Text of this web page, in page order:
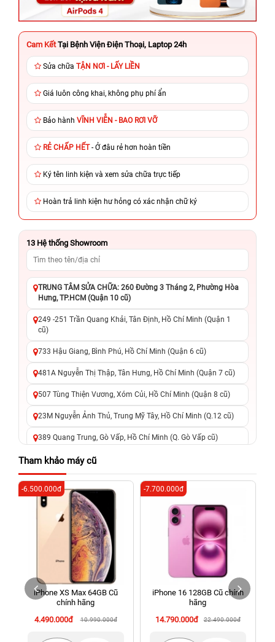
Cam Kết Tại Bệnh Viện Điện Thoại, Laptop 24h
Sửa chữa TẬN NƠI - LẤY LIỀN
Giá luôn công khai, không phụ phí ẩn
Bảo hành VĨNH VIỄN - BAO RƠI VỠ
RẺ CHẤP HẾT- Ở đâu rẻ hơn hoàn tiền
Ký tên linh kiện và xem sửa chữa trực tiếp
Hoàn trả linh kiện hư hỏng có xác nhận chữ ký
13 Hệ thống Showroom
TRUNG TÂM SỬA CHỮA: 260 Đường 3 Tháng 2, Phường Hòa
Hưng, TP.HCM (Quận 10 cũ)
249 -251 Trần Quang Khải, Tân Định, Hồ Chí Minh (Quận 1
cũ)
733 Hậu Giang, Bình Phú, Hồ Chí Minh (Quận 6 cũ)
481A Nguyễn Thị Thập, Tân Hưng, Hồ Chí Minh (Quận 7 cũ)
507 Tùng Thiện Vương, Xóm Củi, Hồ Chí Minh (Quận 8 cũ)
23M Nguyễn Ảnh Thủ, Trung Mỹ Tây, Hồ Chí Minh (Q.12 cũ)
389 Quang Trung, Gò Vấp, Hồ Chí Minh (Q. Gò Vấp cũ)
625 - 625A Âu Cơ, Tân Phú, Hồ Chí Minh (Quận Tân Phú cũ)
326 Lê Văn Việt, Tăng Nhơn Phú, Hồ Chí Minh (Q.9 TP. Thủ
Đức cũ)
256 Võ Văn Ngân, Thủ Đức, Hồ Chí Minh (Bình Thọ, TP. Thủ
Đức Cũ)
70 Nguyễn An Ninh, Dĩ An, Hồ Chí Minh (Bình Dương Cũ)
24h Vũng Tàu: 162A Ba Cu, Vũng Tàu, Hồ Chí Minh (TP. Vũng
Tàu cũ)
198 Hoàng Văn Thụ, Tân Sơn Nhất, Hồ Chí Minh (Tân Bình
Tham khảo máy cũ
iPhone XS Max 64GB Cũ
chính hãng
4.490.000đ
10.990.000đ
-6.500.000đ
iPhone 16 128GB Cũ chính
hãng
14.790.000đ
22.490.000đ
-7.700.000đ